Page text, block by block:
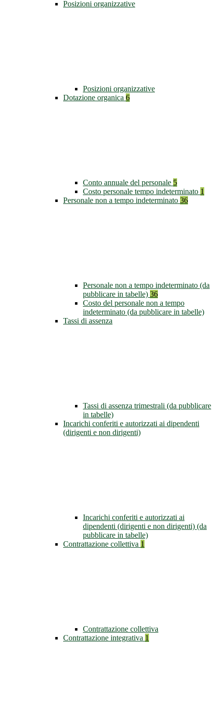
Posizioni organizzative
Posizioni organizzative
Dotazione organica 6
Conto annuale del personale 5
Costo personale tempo indeterminato 1
Personale non a tempo indeterminato 36
Personale non a tempo indeterminato (da
pubblicare in tabelle) 36
Costo del personale non a tempo
indeterminato (da pubblicare in tabelle)
Tassi di assenza
Tassi di assenza trimestrali (da pubblicare
in tabelle)
Incarichi conferiti e autorizzati ai dipendenti
(dirigenti e non dirigenti)
Incarichi conferiti e autorizzati ai
dipendenti (dirigenti e non dirigenti) (da
pubblicare in tabelle)
Contrattazione collettiva 1
Contrattazione collettiva
Contrattazione integrativa 1